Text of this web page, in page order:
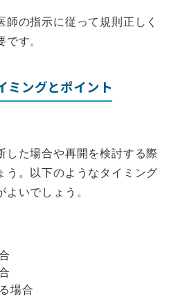
の指示に従って規則正しく
す。
ミングとポイント
した場合や再開を検討する際
う。以下のようなタイミング
いでしょう。
場合